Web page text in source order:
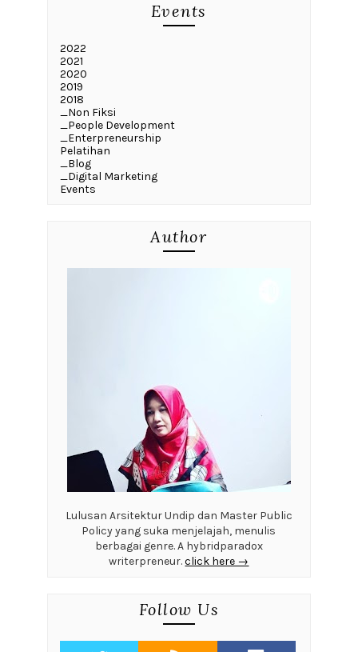
Events
2022
2021
2020
2019
2018
_Non Fiksi
_People Development
_Enterpreneurship
Pelatihan
_Blog
_Digital Marketing
Events
Author
Lulusan Arsitektur Undip dan Master Public
Policy yang suka menjelajah, menulis
berbagai genre. A hybridparadox
writerpreneur.click here →
Follow Us